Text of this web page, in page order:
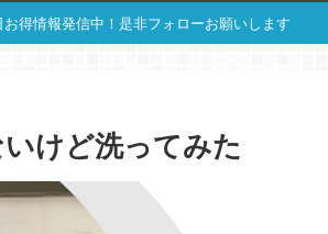
お得情報発信中！是非フォローお願いします
けど洗ってみた